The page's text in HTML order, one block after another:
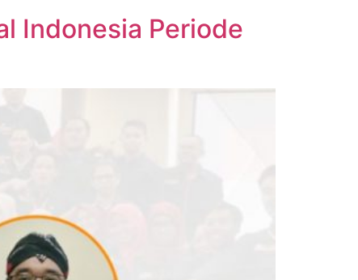
Indonesia Periode